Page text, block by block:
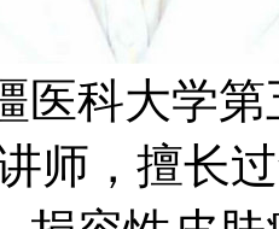
医科大学
师，擅长